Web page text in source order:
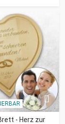
- Herz zur